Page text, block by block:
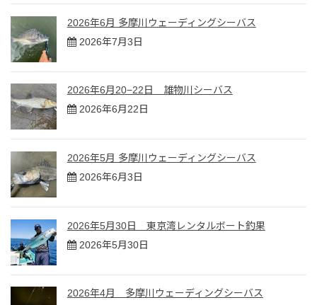
2026年6月 多摩川ウェーディングシーバス
2026年7月3日
2026年6月20−22日 雄物川シーバス
2026年6月22日
2026年5月 多摩川ウェーディングシーバス
2026年6月3日
2026年5月30日 東京湾レンタルボート釣果
2026年5月30日
2026年4月 多摩川ウェーディングシーバス